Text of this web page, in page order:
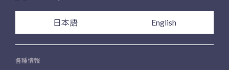
日本語 English
各種情報